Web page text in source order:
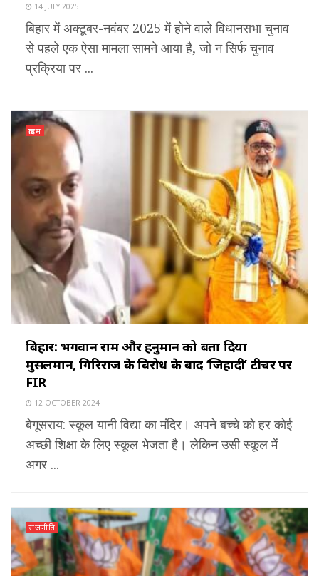
14 JULY 2025
बिहार में अक्टूबर-नवंबर 2025 में होने वाले विधानसभा चुनाव
से पहले एक ऐसा मामला सामने आया है, जो न सिर्फ चुनाव
प्रक्रिया पर ...
क्राइम
बिहार: भगवान राम और हनुमान को बता दिया
मुसलमान, गिरिराज के विरोध के बाद ‘जिहादी’ टीचर पर
FIR
12 OCTOBER 2024
बेगूसराय: स्कूल यानी विद्या का मंदिर। अपने बच्चे को हर कोई
अच्छी शिक्षा के लिए स्कूल भेजता है। लेकिन उसी स्कूल में
अगर ...
राजनीति